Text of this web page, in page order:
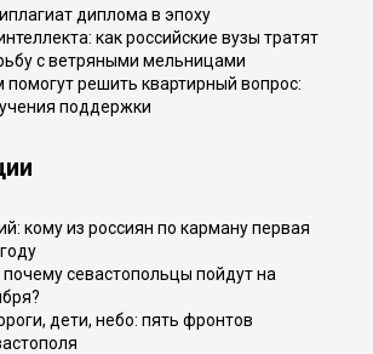
диплома в эпоху
как российские вузы тратят
с ветряными мельницами
решить квартирный вопрос:
поддержки
кому из россиян по карману первая
почему севастопольцы пойдут на
дети, небо: пять фронтов